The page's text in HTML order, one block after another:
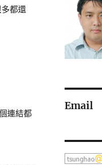
都還
連結都
Email